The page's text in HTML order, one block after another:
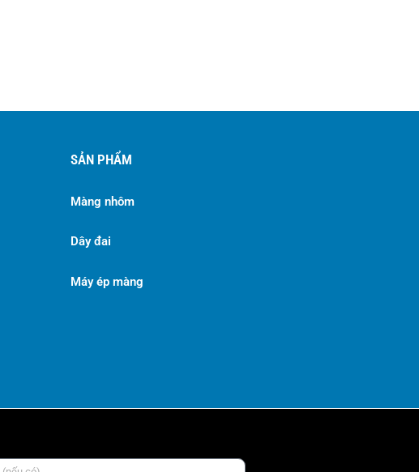
SẢN PHẨM
Màng nhôm
Dây đai
Máy ép màng